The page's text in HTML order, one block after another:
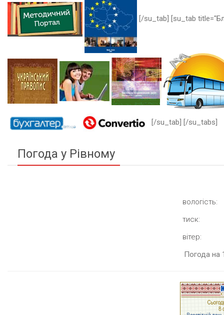
[/su_tab] [su_tab
[/su_tab] [/su_tabs]
Погода у Рівному
вологість:
тиск:
вітер:
Погода на